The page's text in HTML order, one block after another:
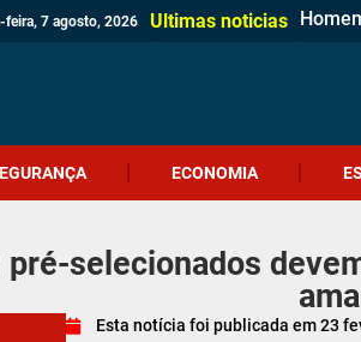
feira, 7 agosto, 2026 Ultimas noticias Casa
Gol
ECONOMIA
pré-selecionados
Esta notícia foi publicada em 23